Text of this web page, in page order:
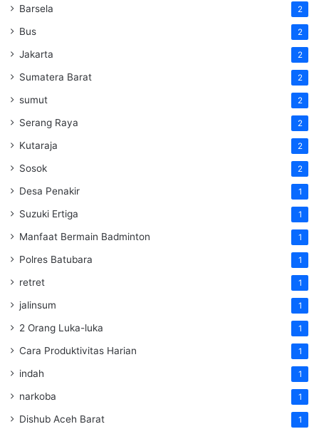
Barsela 2
Bus 2
Jakarta 2
Sumatera Barat 2
sumut 2
Serang Raya 2
Kutaraja 2
Sosok 2
Desa Penakir 1
Suzuki Ertiga 1
Manfaat Bermain Badminton 1
Polres Batubara 1
retret 1
jalinsum 1
2 Orang Luka-luka 1
Cara Produktivitas Harian 1
indah 1
narkoba 1
Dishub Aceh Barat 1